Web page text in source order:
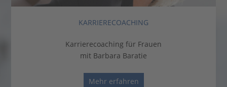
KARRIERECOACHING
Karrierecoaching für Frauen
mit Barbara Baratie
Mehr erfahren